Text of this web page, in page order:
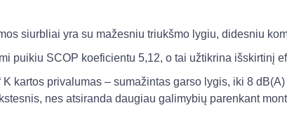
siurbliai yra su mažesniu triukšmo lygiu, didesniu
puikiu SCOP koeficientu 5,12, o tai užtikrina išskirtinį
K kartos privalumas – sumažintas garso lygis, iki 8
nes atsiranda daugiau galimybių parenkant